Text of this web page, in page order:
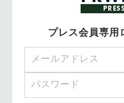
プレス会員専用